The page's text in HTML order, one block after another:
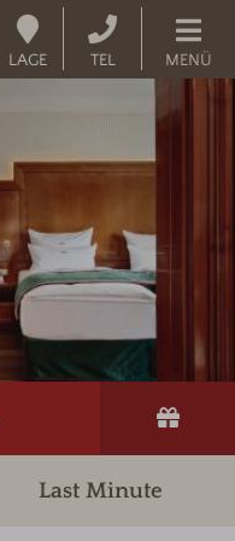
LAGE TEL MENÜ
Last Minute